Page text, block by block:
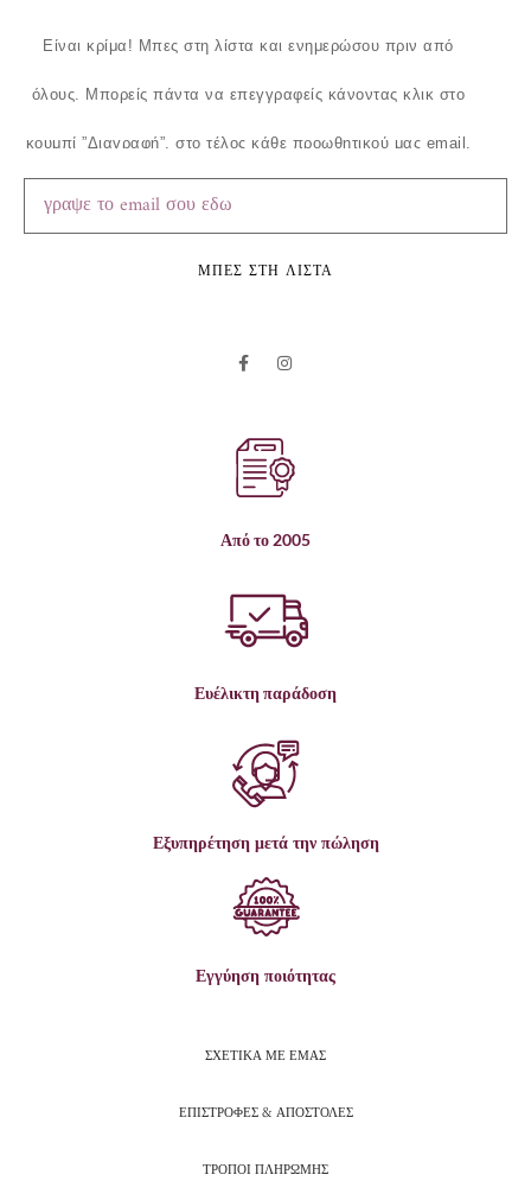
Είναι κρίμα! Μπες στη λίστα και ενημερώσου πριν από
όλους. Μπορείς πάντα να επεγγραφείς κάνοντας κλικ στο
κουμπί ”Διαγραφή”, στο τέλος κάθε προωθητικού μας email.
ΜΠΕΣ ΣΤΗ ΛΙΣΤΑ
Από το 2005
Ευέλικτη παράδοση
Εξυπηρέτηση μετά την πώληση
Εγγύηση ποιότητας
ΣΧΕΤΙΚΑ ΜΕ ΕΜΑΣ
ΕΠΙΣΤΡΟΦΕΣ & ΑΠΟΣΤΟΛΕΣ
ΤΡΟΠΟΙ ΠΛΗΡΩΜΗΣ